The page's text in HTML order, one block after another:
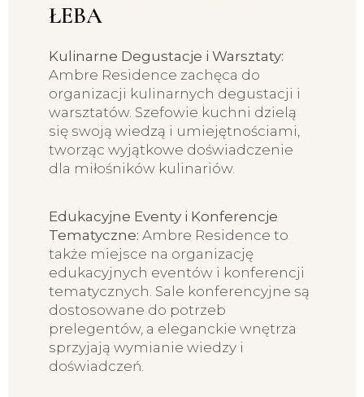
ŁEBA
Kulinarne Degustacje i Warsztaty:
Ambre Residence zachęca do
organizacji kulinarnych degustacji i
warsztatów. Szefowie kuchni dzielą
się swoją wiedzą i umiejętnościami,
tworząc wyjątkowe doświadczenie
dla miłośników kulinariów.
Edukacyjne Eventy i Konferencje
Tematyczne: Ambre Residence to
także miejsce na organizację
edukacyjnych eventów i konferencji
tematycznych. Sale konferencyjne są
dostosowane do potrzeb
prelegentów, a eleganckie wnętrza
sprzyjają wymianie wiedzy i
doświadczeń.